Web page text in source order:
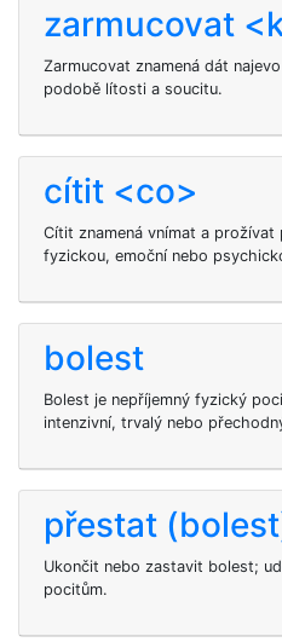
zarmucovat
Zarmucovat znamená dát
podobě lítosti a soucitu.
cítit <co>
Cítit znamená vnímat a
fyzickou, emoční nebo
bolest
Bolest je nepříjemný fyzický
intenzivní, trvalý nebo
přestat
Ukončit nebo zastavit bolest;
pocitům.